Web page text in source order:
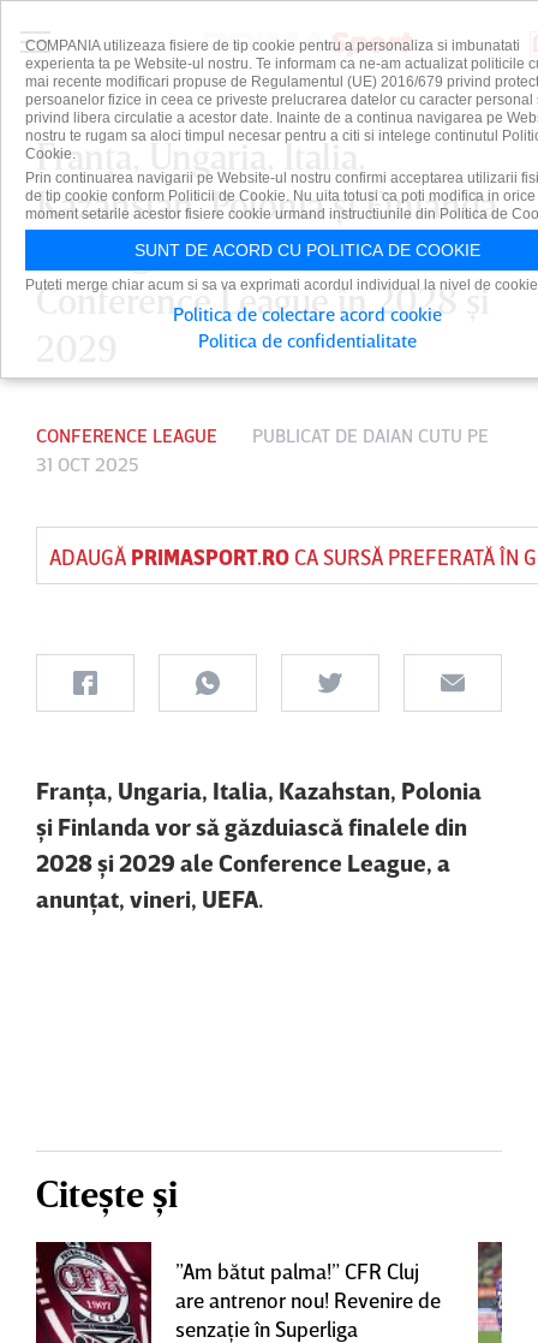
Franţa, Ungaria, Italia,
Kazahstan, Polonia şi Finlanda
vor să găzduiască finalele
Conference League în 2028 şi
CONFERENCE LEAGUE PUBLICAT DE DAIAN CUTU PE
31 OCT 2025
ADAUGĂ PRIMASPORT.ROCA SURSĂ PREFERATĂ ÎN
Franţa, Ungaria, Italia, Kazahstan, Polonia
şi Finlanda vor să găzduiască finalele din
2028 şi 2029 ale Conference League, a
anunţat, vineri, UEFA.
Citește și
”Am bătut palma!” CFR Cluj
are antrenor nou! Revenire de
senzaţie în Superliga
COMPANIA utilizeaza fisiere de tip cookie pentru a personaliza si imbunatati
experienta ta pe Website-ul nostru. Te informam ca ne-am actualizat politicile
mai recente modificari propuse de Regulamentul (UE) 2016/679 privind
persoanelor fizice in ceea ce priveste prelucrarea datelor cu caracter personal
privind libera circulatie a acestor date. Inainte de a continua navigarea pe
nostru te rugam sa aloci timpul necesar pentru a citi si intelege continutul
Cookie.
Prin continuarea navigarii pe Website-ul nostru confirmi acceptarea utilizarii
de tip cookie conform Politicii de Cookie. Nu uita totusi ca poti modifica in orice
moment setarile acestor fisiere cookie urmand instructiunile din Politica de
SUNT DE ACORD CU POLITICA DE COOKIE
Puteti merge chiar acum si sa va exprimati acordul individual la nivel de
Politica de colectare acord cookie
Politica de confidentialitate